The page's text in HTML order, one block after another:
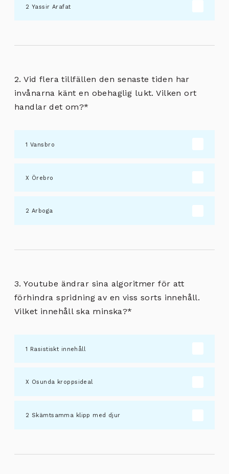
Yassir Arafat
2. Vid flera tillfällen den senaste tiden har
invånarna känt en obehaglig lukt. Vilken ort
handlar det om?*
Vansbro
Örebro
Arboga
3. Youtube ändrar sina algoritmer för att
förhindra spridning av en viss sorts innehåll.
Vilket innehåll ska minska?*
Rasistiskt innehåll
Osunda kroppsideal
Skämtsamma klipp med djur